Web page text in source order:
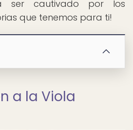
ser cautivado por los
que tenemos para ti!
a la Viola